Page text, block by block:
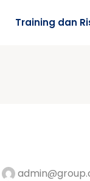
Training dan